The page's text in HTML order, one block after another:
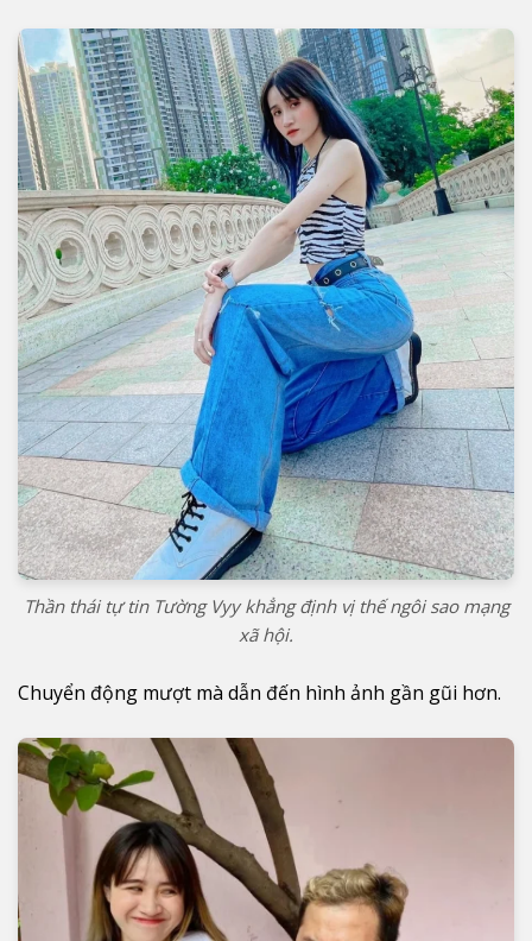
Thần thái tự tin Tường Vyy khẳng định vị thế ngôi sao mạng
xã hội.
Chuyển động mượt mà dẫn đến hình ảnh gần gũi hơn.